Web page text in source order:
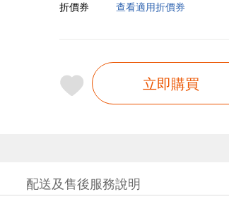
折價券
查看適用折價券
立即購買
配送及售後服務說明